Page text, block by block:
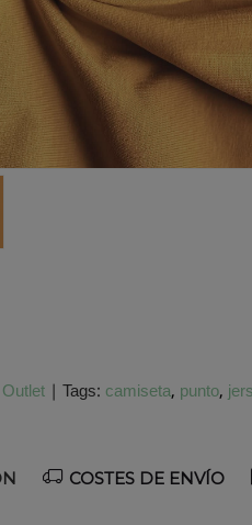
| Tags: camiseta punto
COSTES DE ENVÍO